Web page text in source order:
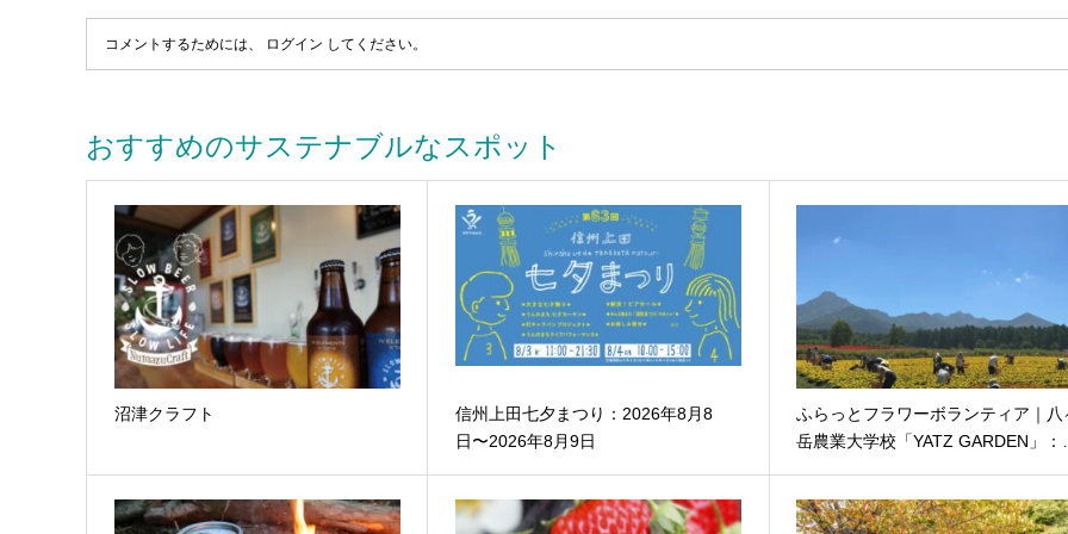
コメントするためには、 ログイン してください。
おすすめのサステナブルなスポット
沼津クラフト
信州上田七夕まつり：2026年8月8
日〜2026年8月9日
ふらっとフラワーボランティア｜八
岳農業大学校「YATZ GARDEN」